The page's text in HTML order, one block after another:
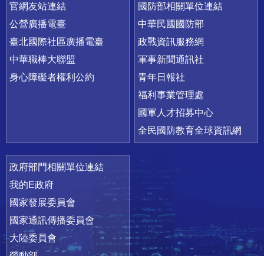
官網友站連結
公營廣播電臺
臺北國際社區廣播電臺
中華職棒大聯盟
身心障礙者權利公約
國防部相關單位連結
中華民國國防部
政戰資訊服務網
軍事新聞通訊社
青年日報社
福利事業管理處
國軍人才招募中心
全民國防教育全球資訊網
政府部門相關單位連結
我的E政府
國家發展委員會
國家通訊傳播委員會
大陸委員會